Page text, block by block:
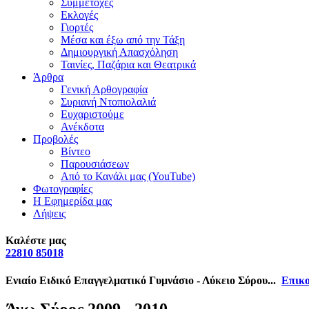
Συμμετοχές
Εκλογές
Γιορτές
Μέσα και έξω από την Τάξη
Δημιουργική Απασχόληση
Ταινίες, Παζάρια και Θεατρικά
Άρθρα
Γενική Αρθογραφία
Συριανή Ντοπιολαλιά
Ευχαριστούμε
Ανέκδοτα
Προβολές
Βίντεο
Παρουσιάσεων
Από το Κανάλι μας (YouTube)
Φωτογραφίες
Η Εφημερίδα μας
Λήψεις
Καλέστε μας
22810 85018
Ενιαίο Ειδικό Επαγγελματικό Γυμνάσιο - Λύκειο Σύρου...